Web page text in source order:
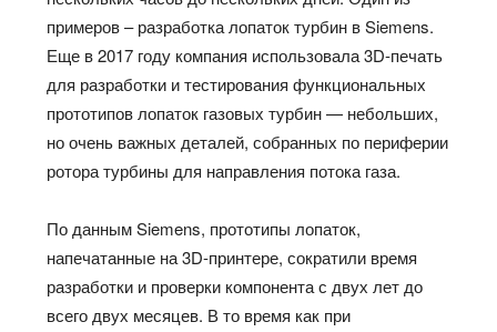
примеров – разработка лопаток турбин в Siemens.
Еще в 2017 году компания использовала 3D-печать
для разработки и тестирования функциональных
прототипов лопаток газовых турбин — небольших,
но очень важных деталей, собранных по периферии
ротора турбины для направления потока газа.
По данным Siemens, прототипы лопаток,
напечатанные на 3D-принтере, сократили время
разработки и проверки компонента с двух лет до
всего двух месяцев. В то время как при